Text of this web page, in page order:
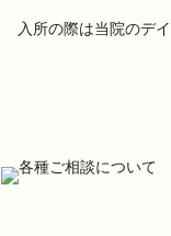
入所の際は当院のデ